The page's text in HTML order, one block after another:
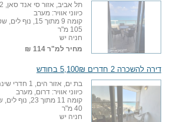
תל אביב, אזור סי אנד סאן, 2 חדרי שינה + סלון
כיווני אוויר: מערב
קומה 9 מתוך 15, נוף לים, שטח דירה
105 מ"ר
חניה יש
מחיר למ"ר 114 ₪
דירה להשכרה 2 חדרים 5,100₪ בחודש
בת ים, אזור הים, 1 חדרי שינה + סלון
כיווני אוויר: דרום, מערב
קומה 11 מתוך 23, נוף לים, שטח דירה
40 מ"ר
חניה יש